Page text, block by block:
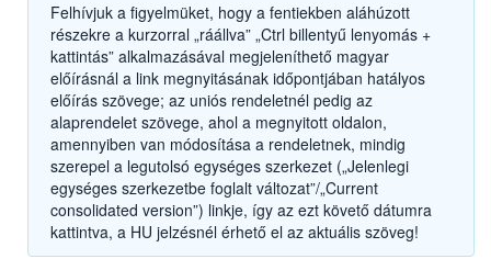
Felhívjuk a figyelmüket, hogy a fentiekben aláhúzott
részekre a kurzorral „ráállva” „Ctrl billentyű lenyomás +
kattintás” alkalmazásával megjeleníthető magyar
előírásnál a link megnyitásának időpontjában hatályos
előírás szövege; az uniós rendeletnél pedig az
alaprendelet szövege, ahol a megnyitott oldalon,
amennyiben van módosítása a rendeletnek, mindig
szerepel a legutolsó egységes szerkezet („Jelenlegi
egységes szerkezetbe foglalt változat”/„Current
consolidated version”) linkje, így az ezt követő dátumra
kattintva, a HU jelzésnél érhető el az aktuális szöveg!